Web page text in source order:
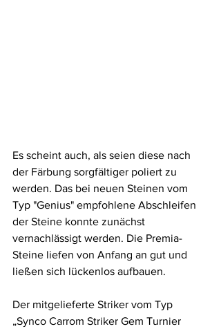
Es scheint auch, als seien diese nach
der Färbung sorgfältiger poliert zu
werden. Das bei neuen Steinen vom
Typ "Genius" empfohlene Abschleifen
der Steine konnte zunächst
vernachlässigt werden. Die Premia-
Steine liefen von Anfang an gut und
ließen sich lückenlos aufbauen.
Der mitgelieferte Striker vom Typ
„Synco Carrom Striker Gem Turnier